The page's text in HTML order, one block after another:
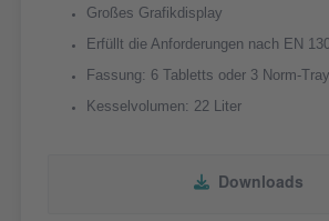
Großes Grafikdisplay
Erfüllt die Anforderungen nach EN
Fassung: 6 Tabletts oder 3 Norm-
Kesselvolumen: 22 Liter
Downloads